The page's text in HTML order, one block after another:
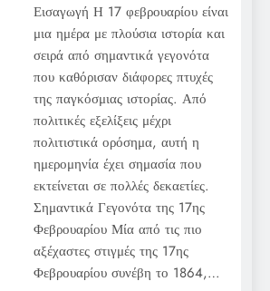
Εισαγωγή Η 17 φεβρουαρίου είναι
μια ημέρα με πλούσια ιστορία και
σειρά από σημαντικά γεγονότα
που καθόρισαν διάφορες πτυχές
της παγκόσμιας ιστορίας. Από
πολιτικές εξελίξεις μέχρι
πολιτιστικά ορόσημα, αυτή η
ημερομηνία έχει σημασία που
εκτείνεται σε πολλές δεκαετίες.
Σημαντικά Γεγονότα της 17ης
Φεβρουαρίου Μία από τις πιο
αξέχαστες στιγμές της 17ης
Φεβρουαρίου συνέβη το 1864,…